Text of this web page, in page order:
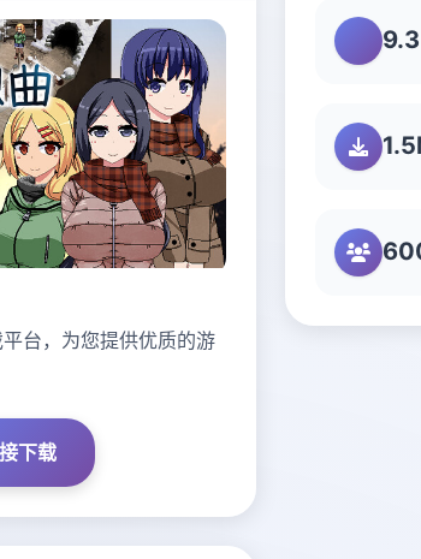
台，为您提供优质的游
下载
9.3